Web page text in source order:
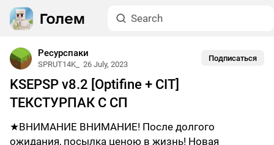
Ресурспаки
SPRUT14K_ 26 July, 2023
Подписаться
KSEPSP v8.2 [Optifine + CIT]
ТЕКСТУРПАК С СП
★ВНИМАНИЕ ВНИМАНИЕ! После долгого
ожидания, посылка ценою в жизнь! Новая